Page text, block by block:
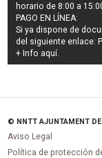
horario de 8:00 a
PAGO EN LÍNEA:
Si ya dispone de
del siguiente enlace:
+ Info aquí.
© NNTT AJUNTAMENT
Aviso Legal
Política de protección